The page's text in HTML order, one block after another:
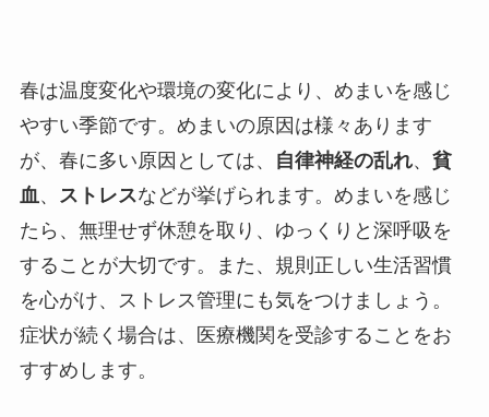
春は温度変化や環境の変化により、めまいを感じ
やすい季節です。めまいの原因は様々あります
が、春に多い原因としては、
自律神経の乱れ、 貧
血、 ストレスなどが挙げられます。めまいを感じ
たら、無理せず休憩を取り、ゆっくりと深呼吸を
することが大切です。また、規則正しい生活習慣
を心がけ、ストレス管理にも気をつけましょう。
症状が続く場合は、医療機関を受診することをお
すすめします。